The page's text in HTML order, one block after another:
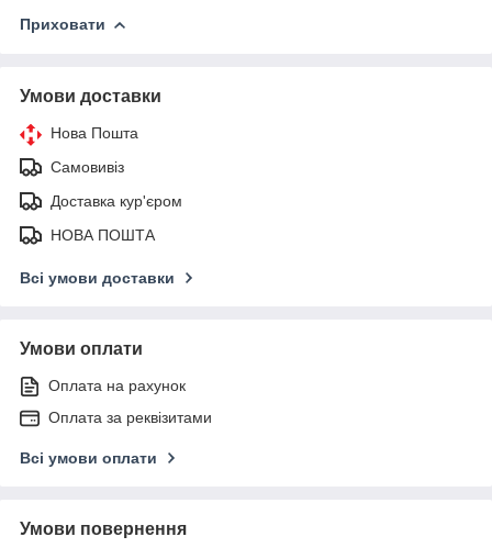
Приховати
Умови доставки
Нова Пошта
Самовивіз
Доставка кур'єром
НОВА ПОШТА
Всі умови доставки
Умови оплати
Оплата на рахунок
Оплата за реквізитами
Всі умови оплати
Умови повернення